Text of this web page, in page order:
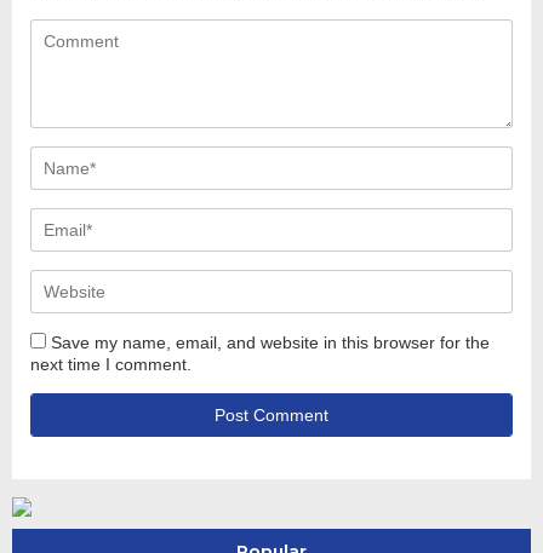
Save my name, email, and website in this browser for the
next time I comment.